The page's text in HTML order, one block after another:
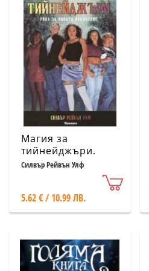
Магия за
тийнейджъри.
Уика за новото
Силвър Рейвън Улф
5.62 € / 10.99 ЛВ.